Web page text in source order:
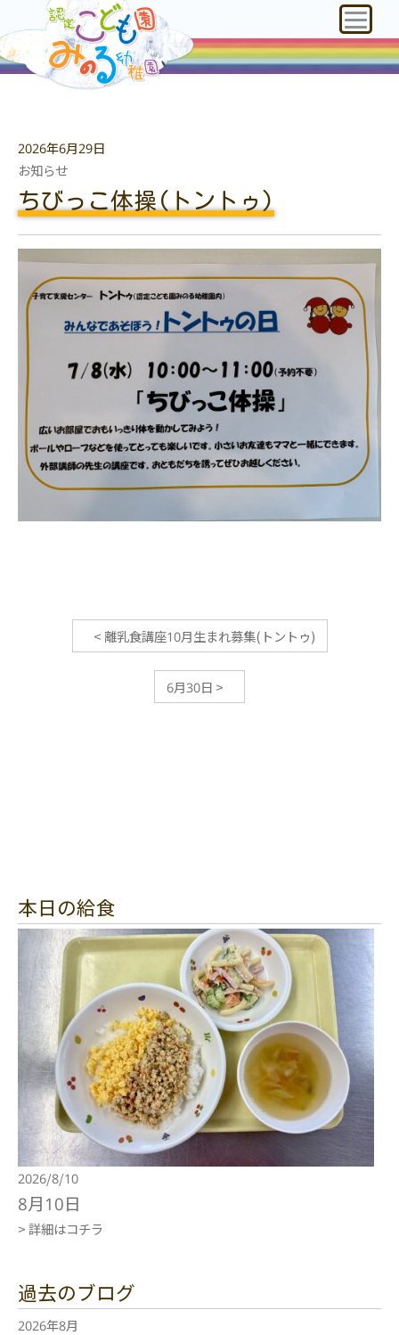
2026年6月29日
お知らせ
ちびっこ体操(トントゥ)
< 離乳食講座10月生まれ募集(トントゥ)
6月30日 >
本日の給食
2026/8/10
8月10日
> 詳細はコチラ
過去のブログ
2026年8月